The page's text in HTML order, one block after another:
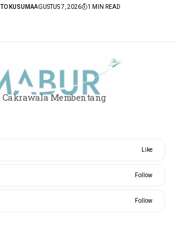
KUSUMAAGUSTUS 7, 2026 1 MIN READ
Cakrawala Membentang
Like
Follow
Follow